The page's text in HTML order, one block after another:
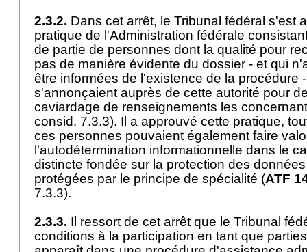
2.3.2. Dans cet arrêt, le Tribunal fédéral s'est
pratique de l'Administration fédérale
de partie de personnes dont la qualité pour
pas de manière évidente du dossier - et qui
être informées de l'existence de la procédure
s'annonçaient auprès de cette autorité pour
caviardage de renseignements les
consid. 7.3.3). Il a approuvé cette pratique,
ces personnes pouvaient également faire
l'autodétermination informationnelle dans le
distincte fondée sur la protection des
protégées par le principe de spécialité (ATF
7.3.3).
2.3.3. Il ressort de cet arrêt que le Tribunal
conditions à la participation en tant que